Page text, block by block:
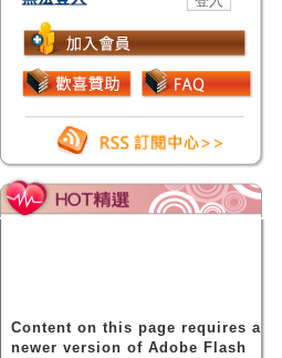
Content on this page requires a
newer version of Adobe Flash